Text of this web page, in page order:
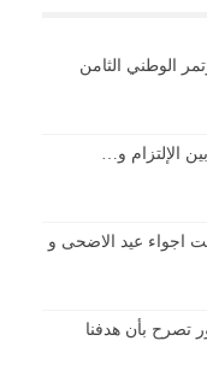
الوطني الثامن
الإلتزام و…
اجواء عيد الاضحى و
تصرح بأن هدفنا